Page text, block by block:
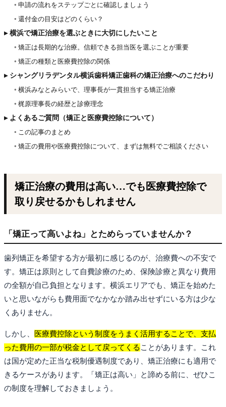
◦ 申請の流れをステップごとに確認しましょう
◦ 還付金の目安はどのくらい？
▸ 横浜で矯正治療を選ぶときに大切にしたいこと
◦ 矯正は長期的な治療。信頼できる担当医を選ぶことが重要
◦ 矯正の種類と医療費控除の関係
▸ シャングリラデンタル横浜歯科矯正歯科の矯正治療へのこだわり
◦ 横浜みなとみらいで、理事長が一貫担当する矯正治療
◦ 梶原理事長の経歴と診療理念
▸ よくあるご質問（矯正と医療費控除について）
◦ この記事のまとめ
◦ 矯正の費用や医療費控除について、まずは無料でご相談ください
矯正治療の費用は高い…でも医療費控除で
取り戻せるかもしれません
「矯正って高いよね」とためらっていませんか？
歯列矯正を希望する方が最初に感じるのが、治療費への不安で
す。矯正は原則として自費診療のため、保険診療と異なり費用
の全額が自己負担となります。横浜エリアでも、矯正を始めた
いと思いながらも費用面でなかなか踏み出せずにいる方は少な
くありません。
しかし、 医療費控除という制度をうまく活用することで、支払
った費用の一部が税金として戻ってくる ことがあります。これ
は国が定めた正当な税制優遇制度であり、矯正治療にも適用で
きるケースがあります。「矯正は高い」と諦める前に、ぜひこ
の制度を理解しておきましょう。